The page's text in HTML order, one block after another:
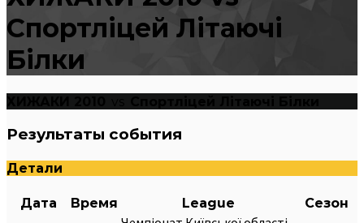
Спортліцей Літаючі
Білки
Результаты события
Детали
Дата Время League Сезон